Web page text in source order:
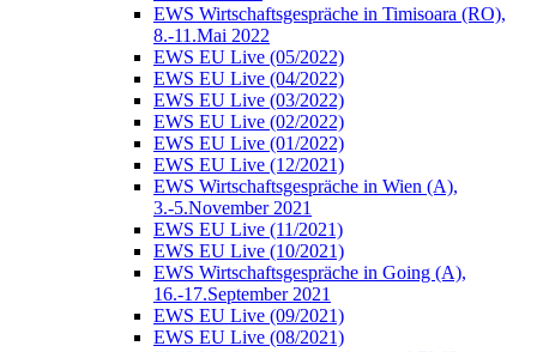
EWS Wirtschaftsgespräche in Timisoara (RO),
8.-11.Mai 2022
EWS EU Live (05/2022)
EWS EU Live (04/2022)
EWS EU Live (03/2022)
EWS EU Live (02/2022)
EWS EU Live (01/2022)
EWS EU Live (12/2021)
EWS Wirtschaftsgespräche in Wien (A),
3.-5.November 2021
EWS EU Live (11/2021)
EWS EU Live (10/2021)
EWS Wirtschaftsgespräche in Going (A),
16.-17.September 2021
EWS EU Live (09/2021)
EWS EU Live (08/2021)